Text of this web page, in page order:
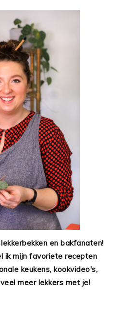
en bakfanaten!
ik mijn favoriete recepten
keukens, kookvideo's,
meer lekkers met je!